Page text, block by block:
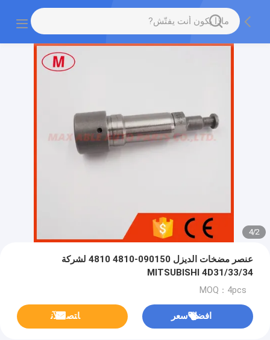
2
/
4
عنصر مضخات الديزل 090150-4810 4810 لشركة
MITSUBISHI 4D31/33/34
MOQ：4pcs
افضل سعر ﺎﺘﺼﻟ ﺍﻶﻧ